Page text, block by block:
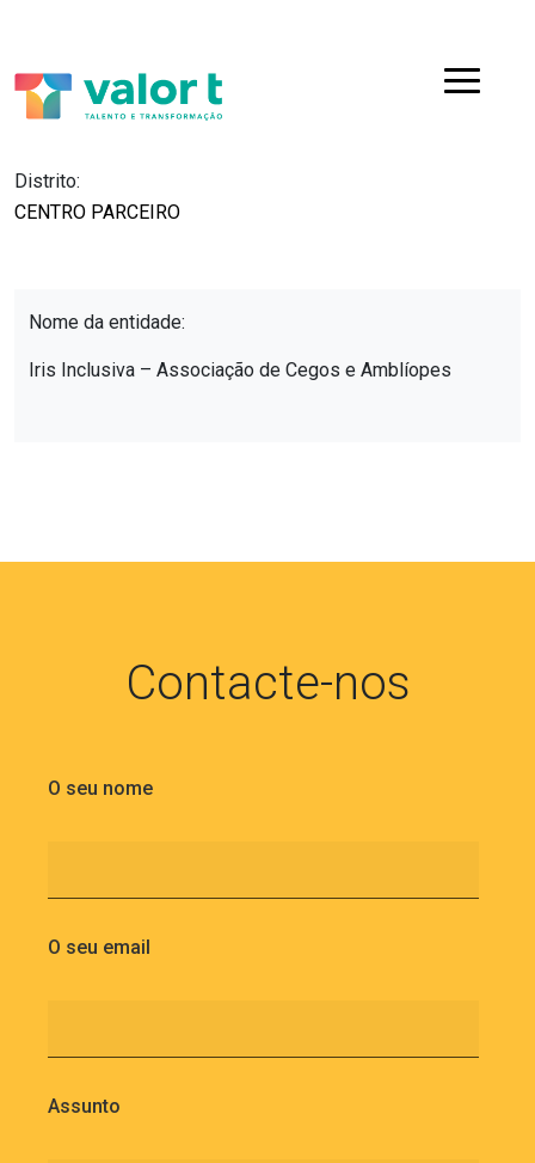
conteúdo
Menu
Distrito:
CENTRO PARCEIRO
Nome da entidade:
Iris Inclusiva – Associação de Cegos e Amblíopes
Contacte-nos
O seu nome
O seu email
Assunto